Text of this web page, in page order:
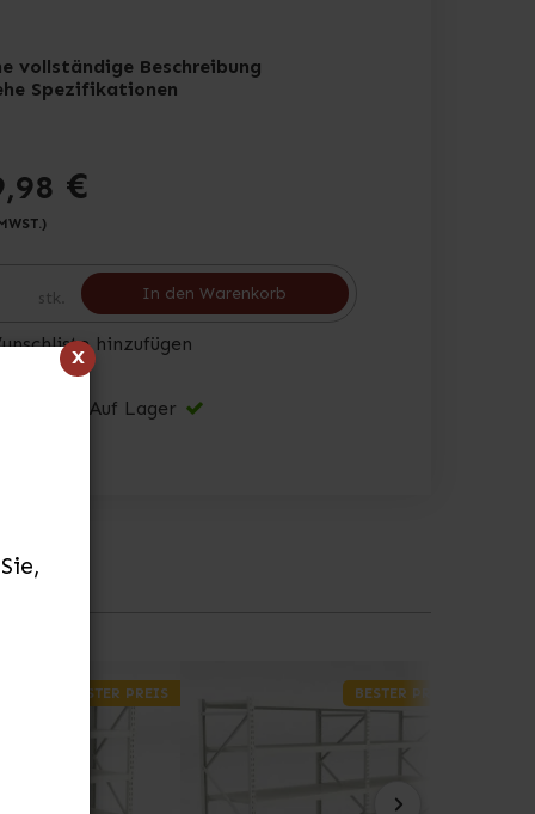
x
vollständige Beschreibung
Spezifikationen
€
stk. In den Warenkorb
hinzufügen
Auf Lager
BESTER PREIS BESTER PREIS